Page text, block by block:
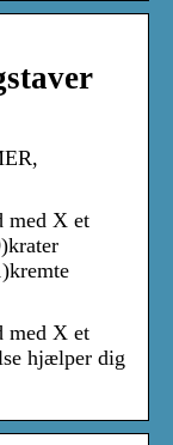
med X et
med X et
hjælper dig